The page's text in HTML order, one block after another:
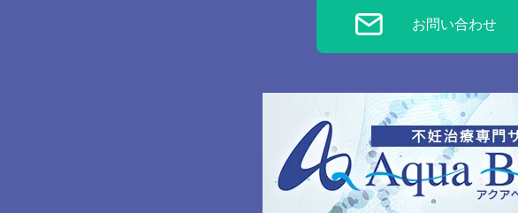
お客さまがご本人の個人情報の
法令、規範の遵守と見直し
当社は、保有する個人情報に関
本ポリシーの内容を適宜見直し
お問い合わせ